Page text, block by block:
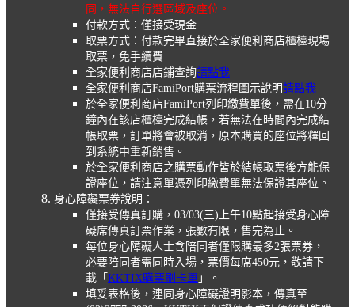
同，無法自行選區域及座位。
付款方式：僅接受現金
取票方式：付款完畢直接於全家便利商店櫃檯現場
取票，免手續費
全家便利商店店鋪查詢請點我
全家便利商店FamiPort購票流程圖示說明請點我
於全家便利商店FamiPort列印繳費單後，需在10分
鐘內在該店櫃檯完成結帳，若無法在時間內完成結
帳取票，訂單將會被取消，原本購買的座位將釋回
到系統中重新銷售。
於全家便利商店之購票動作皆於結帳取票後方能保
證座位，請注意單憑列印繳費單無法保證其座位。
身心障礙票券說明：
僅接受傳真訂購，03/03(三)上午10點起接受身心障
礙席傳真訂票作業，張數有限，售完為止。
每位身心障礙人士含陪同者僅限購最多2張票券，
必要陪同者需同時入場，票價每席450元，敬請下
載「 KKTIX購票刷卡單 」。
填妥表格後，連同身心障礙證明影本，傳真至